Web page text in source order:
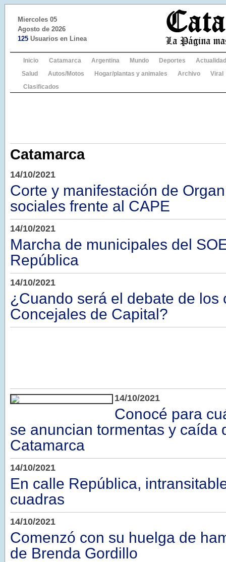
Miercoles 05
Agosto de 2026
125 Usuarios en Linea
Inicio Catamarca Argentina Mundo Deportes
Actualidad
Salud
Autos/Motos Hogar/plantas y animales Archivo
Viral
Clasificados
Catamarca
14/10/2021
Corte y manifestación de
sociales frente al CAPE
14/10/2021
Marcha de municipales del
República
14/10/2021
¿Cuando será el debate de los
Concejales de Capital?
14/10/2021
Conocé para
se anuncian tormentas y caída
Catamarca
14/10/2021
En calle República,
cuadras
14/10/2021
Comenzó con su huelga de
de Brenda Gordillo